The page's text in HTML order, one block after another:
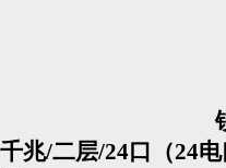
兆/二层/24口（24